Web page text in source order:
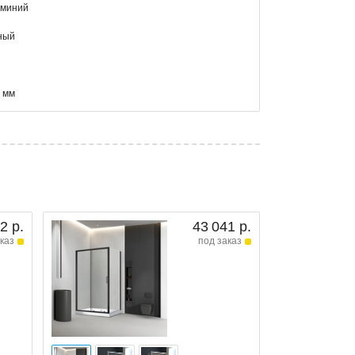
мм
р. 43 041 р.
под заказ